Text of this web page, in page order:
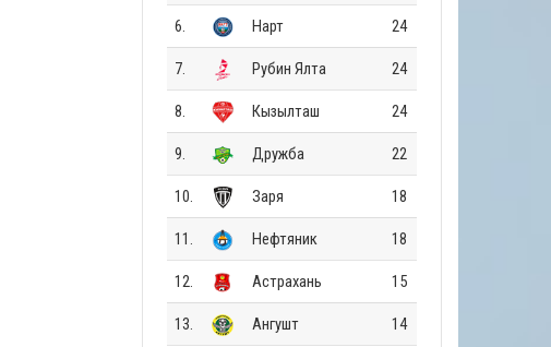
6. Нарт 24
7. Рубин Ялта 24
8. Кызылташ 24
9. Дружба 22
10. Заря 18
11. Нефтяник 18
12. Астрахань 15
13. Ангушт 14